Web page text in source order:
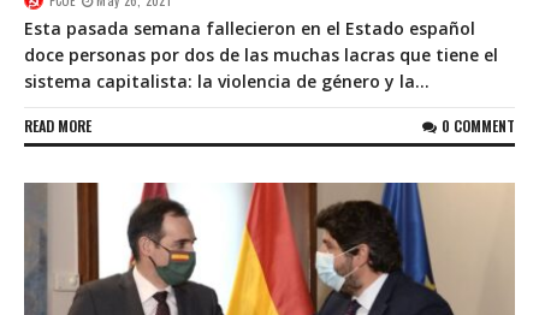
Esta pasada semana fallecieron en el Estado español
doce personas por dos de las muchas lacras que tiene el
sistema capitalista: la violencia de género y la...
READ MORE 0 COMMENT